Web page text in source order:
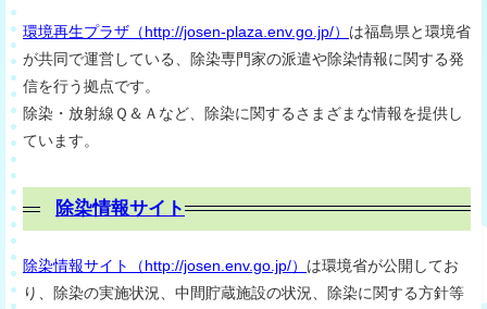
環境再生プラザ（http://josen-plaza.env.go.jp/） は福島県と環境省
が共同で運営している、除染専門家の派遣や除染情報に関する発
信を行う拠点です。
除染・放射線Ｑ＆Ａなど、除染に関するさまざまな情報を提供し
ています。
除染情報サイト
除染情報サイト（http://josen.env.go.jp/） は環境省が公開してお
り、除染の実施状況、中間貯蔵施設の状況、除染に関する方針等